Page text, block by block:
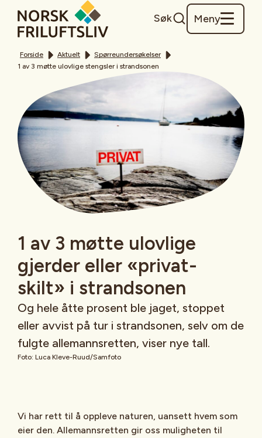
Søk Meny
Forside Aktuelt
Spørreundersøkelser
1 av 3 møtte ulovlige stengsler i strandsonen
1 av 3 møtte ulovlige
gjerder eller «privat-
skilt» i strandsonen
Og hele åtte prosent ble jaget, stoppet
eller avvist på tur i strandsonen, selv om de
fulgte allemannsretten, viser nye tall.
Foto: Luca Kleve-Ruud/Samfoto
Vi har rett til å oppleve naturen, uansett hvem som
eier den. Allemannsretten gir oss muligheten til